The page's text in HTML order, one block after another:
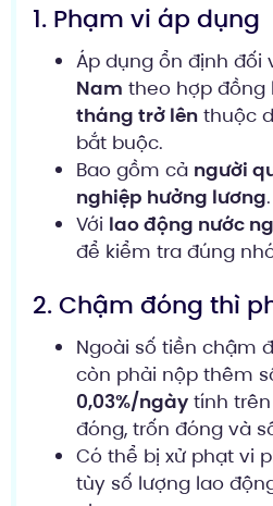
1. Phạm vi áp dụng
Áp dụng ổn định đối
Nam theo hợp đồng
tháng trở lên thuộc
bắt buộc.
Bao gồm cả người
nghiệp hưởng lương.
Với lao động nước
để kiểm tra đúng
2. Chậm đóng thì
Ngoài số tiền chậm
còn phải nộp thêm
0,03%/ngày tính trên
đóng, trốn đóng và
Có thể bị xử phạt vi
tùy số lượng lao